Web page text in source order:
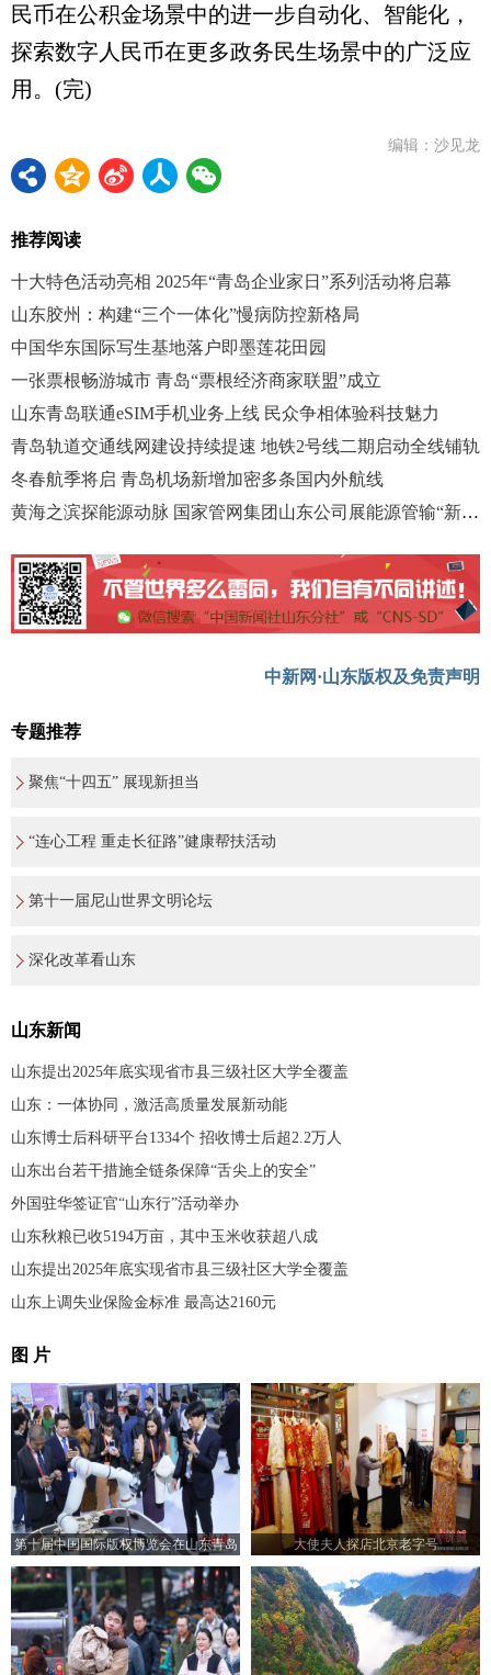
民币在公积金场景中的进一步自动化、智能化，
探索数字人民币在更多政务民生场景中的广泛应
用。(完)
编辑：沙见龙
推荐阅读
十大特色活动亮相 2025年“青岛企业家日”系列活动将启幕
山东胶州：构建“三个一体化”慢病防控新格局
中国华东国际写生基地落户即墨莲花田园
一张票根畅游城市 青岛“票根经济商家联盟”成立
山东青岛联通eSIM手机业务上线 民众争相体验科技魅力
青岛轨道交通线网建设持续提速 地铁2号线二期启动全线铺轨
冬春航季将启 青岛机场新增加密多条国内外航线
黄海之滨探能源动脉 国家管网集团山东公司展能源管输“新质生产力”
中新网·山东版权及免责声明
专题推荐
聚焦“十四五” 展现新担当
“连心工程 重走长征路”健康帮扶活动
第十一届尼山世界文明论坛
深化改革看山东
山东新闻
山东提出2025年底实现省市县三级社区大学全覆盖
山东：一体协同，激活高质量发展新动能
山东博士后科研平台1334个 招收博士后超2.2万人
山东出台若干措施全链条保障“舌尖上的安全”
外国驻华签证官“山东行”活动举办
山东秋粮已收5194万亩，其中玉米收获超八成
山东提出2025年底实现省市县三级社区大学全覆盖
山东上调失业保险金标准 最高达2160元
图 片
第十届中国国际版权博览会在山东青岛
开幕
大使夫人探店北京老字号